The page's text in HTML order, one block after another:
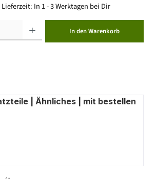
In 1 - 3 Werktagen bei Dir
In den Warenkorb
| Ähnliches | mit bestellen